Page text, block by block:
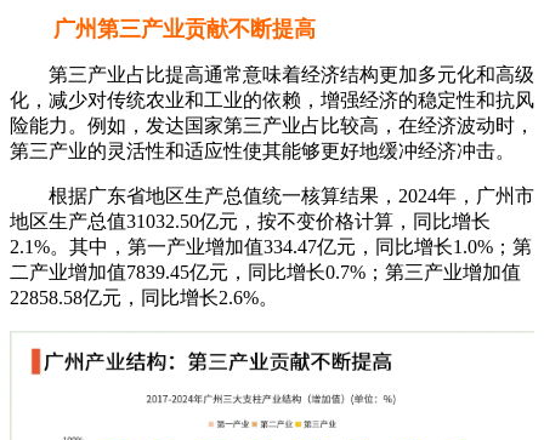
广州第三产业贡献不断提高
第三产业占比提高通常意味着经济结构更加多元化和高级
化，减少对传统农业和工业的依赖，增强经济的稳定性和抗风
险能力。例如，发达国家第三产业占比较高，在经济波动时，
第三产业的灵活性和适应性使其能够更好地缓冲经济冲击。
根据广东省地区生产总值统一核算结果，2024年，广州市
地区生产总值31032.50亿元，按不变价格计算，同比增长
2.1%。其中，第一产业增加值334.47亿元，同比增长1.0%；第
二产业增加值7839.45亿元，同比增长0.7%；第三产业增加值
22858.58亿元，同比增长2.6%。